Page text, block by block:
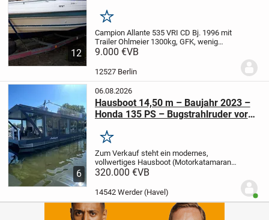
12
Merken
Campion Allante 535 VRI CD Bj. 1996 mit
Trailer Ohlmeier 1300kg, GFK, wenig
gelaufen Länge 5,35m, Breite 2,33m,
Antriebelektr. Lenzpumpe, 6-Sitzer ( Back
to Back ),...
9.000 €VB
12527 Berlin
6
06.08.2026
Hausboot 14,50 m – Baujahr 2023 –
Honda 135 PS – Bugstrahlruder vorn
Vollausstattung – inkl. 6 Monate
kostenloser Liegeplatz
Merken
Zum Verkauf steht ein modernes,
vollwertiges Hausboot (Motorkatamaran)
mit CE‑Zertifizierung nach 2013/53/EU,
ganzjährige Nutzung. Das Boot ist
technisch und...
320.000 €VB
14542 Werder (Havel)